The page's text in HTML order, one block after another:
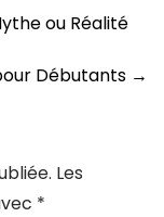
ou Réalité
Débutants →
Les
*